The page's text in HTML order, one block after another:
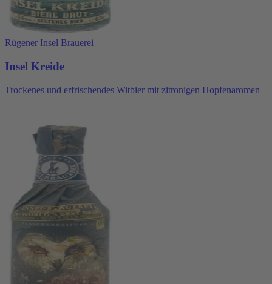
Rügener Insel Brauerei
Insel Kreide
Trockenes und erfrischendes Witbier mit zitronigen Hopfenaromen